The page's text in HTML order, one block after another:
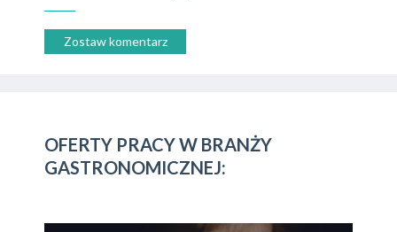
Zostaw komentarz
OFERTY PRACY W BRANŻY
GASTRONOMICZNEJ: